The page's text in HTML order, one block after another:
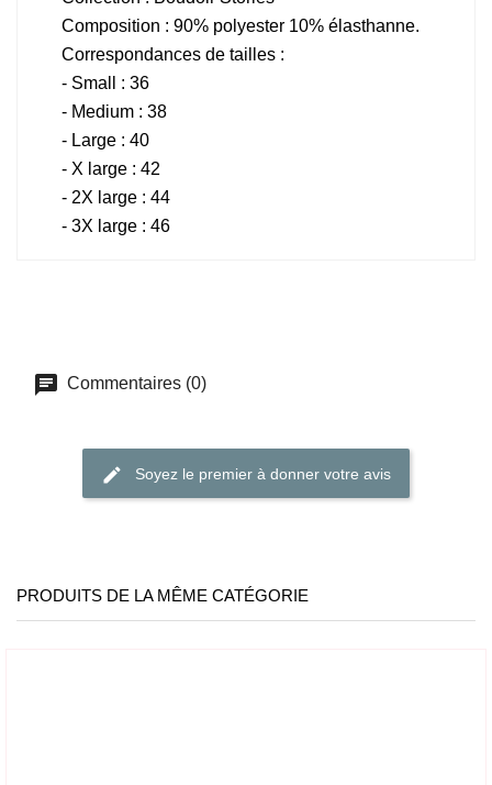
Composition : 90% polyester 10% élasthanne.
Correspondances de tailles :
- Small : 36
- Medium : 38
- Large : 40
- X large : 42
- 2X large : 44
- 3X large : 46
Commentaires (0)
Soyez le premier à donner votre avis
PRODUITS DE LA MÊME CATÉGORIE